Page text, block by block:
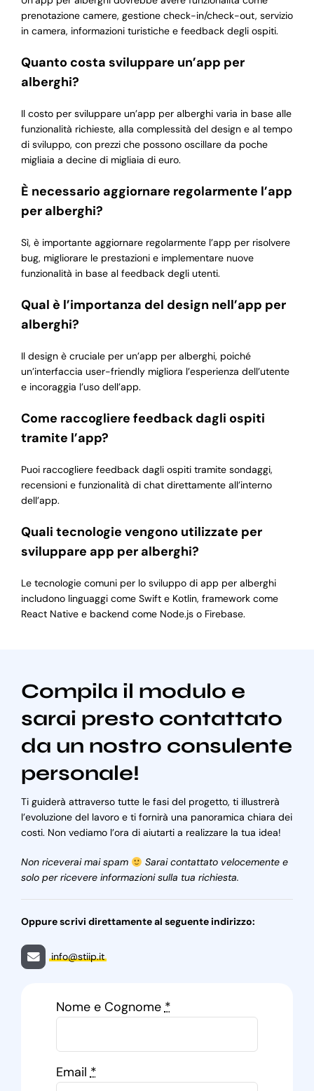
prenotazione camere, gestione check-in/check-out, servizio
in camera, informazioni turistiche e feedback degli ospiti.
Quanto costa sviluppare un’app per
alberghi?
Il costo per sviluppare un’app per alberghi varia in base alle
funzionalità richieste, alla complessità del design e al tempo
di sviluppo, con prezzi che possono oscillare da poche
migliaia a decine di migliaia di euro.
È necessario aggiornare regolarmente l’app
per alberghi?
Sì, è importante aggiornare regolarmente l’app per risolvere
bug, migliorare le prestazioni e implementare nuove
funzionalità in base al feedback degli utenti.
Qual è l’importanza del design nell’app per
alberghi?
Il design è cruciale per un’app per alberghi, poiché
un’interfaccia user-friendly migliora l’esperienza dell’utente
e incoraggia l’uso dell’app.
Come raccogliere feedback dagli ospiti
tramite l’app?
Puoi raccogliere feedback dagli ospiti tramite sondaggi,
recensioni e funzionalità di chat direttamente all’interno
dell’app.
Quali tecnologie vengono utilizzate per
sviluppare app per alberghi?
Le tecnologie comuni per lo sviluppo di app per alberghi
includono linguaggi come Swift e Kotlin, framework come
React Native e backend come Node.js o Firebase.
Compila il modulo e
sarai presto contattato
da un nostro consulente
personale!
Ti guiderà attraverso tutte le fasi del progetto, ti illustrerà
l’evoluzione del lavoro e ti fornirà una panoramica chiara dei
costi. Non vediamo l’ora di aiutarti a realizzare la tua idea!
Non riceverai mai spam
Sarai contattato velocemente e
solo per ricevere informazioni sulla tua richiesta.
Oppure scrivi direttamente al seguente indirizzo:
info@stiip.it
Nome e Cognome*
Email*